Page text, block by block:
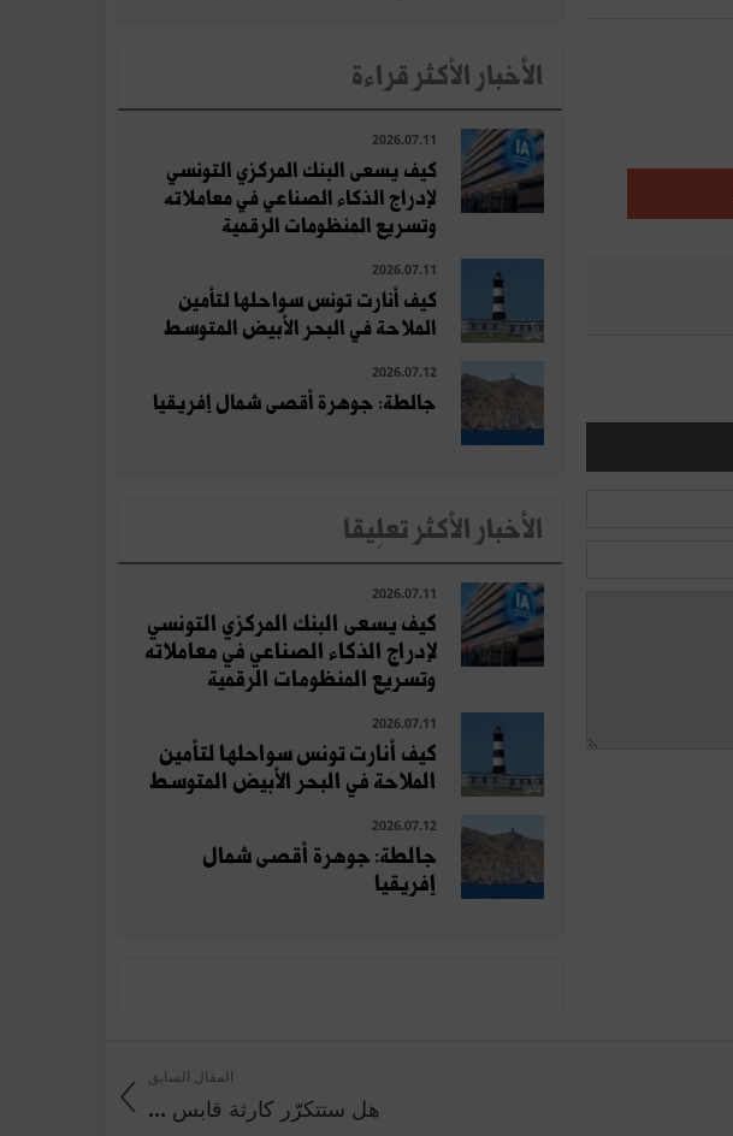
الأخبار الأكثر قراءة
2026.07.11
كيف يسعى البنك المركزي التونسي
لإدراج الذكاء الصناعي في معاملاته
وتسريع المنظومات الرقمية
2026.07.11
كيف أنارت تونس سواحلها لتأمين
الملاحة في البحر الأبيض المتوسط
2026.07.12
جالطة: جوهرة أقصى شمال إفريقيا
الأخبار الأكثر تعلِيقا
2026.07.11
كيف يسعى البنك المركزي التونسي
لإدراج الذكاء الصناعي في معاملاته
وتسريع المنظومات الرقمية
2026.07.11
كيف أنارت تونس سواحلها لتأمين
الملاحة في البحر الأبيض المتوسط
2026.07.12
جالطة: جوهرة أقصى شمال
إفريقيا
المقال السابق
هل ستتكرّر كارثة قابس ...